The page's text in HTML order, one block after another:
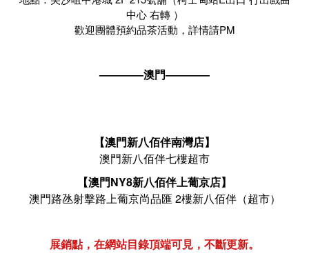
中心 右轉 ）
歡迎團體預約品茶活動，詳情請PM
————澳門————
【澳門新八佰伴南灣店】
澳門新八佰伴七樓超市
【澳門NY8新八佰伴上葡京店】
澳門路氹射擊路上葡京尚品匯 2樓新八佰伴（超市）
展銷點，在網站目錄頂端可見，不斷更新。